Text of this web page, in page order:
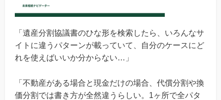
「遺産分割協議書のひな形を検索したら、いろんなサ
イトに違うパターンが載っていて、自分のケースにど
れを使えばいいか分からない…」
「不動産がある場合と現金だけの場合、代償分割や換
価分割では書き方が全然違うらしい。1ヶ所で全パタ